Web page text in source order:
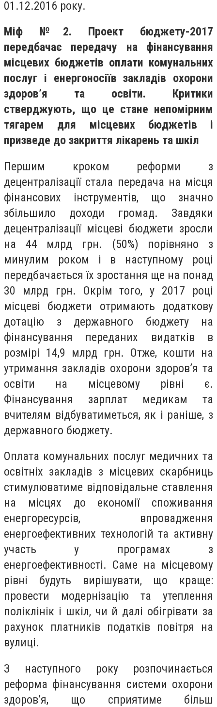
01.12.2016 року.
Міф №2. Проект бюджету-2017
передбачає передачу на фінансування
місцевих бюджетів оплати комунальних
послуг і енергоносіїв закладів охорони
здоров’я та освіти. Критики
стверджують, що це стане непомірним
тягарем для місцевих бюджетів і
призведе до закриття лікарень та шкіл
Першим кроком реформи з
децентралізації стала передача на місця
фінансових інструментів, що значно
збільшило доходи громад. Завдяки
децентралізації місцеві бюджети зросли
на 44 млрд грн. (50%) порівняно з
минулим роком і в наступному році
передбачається їх зростання ще на понад
30 млрд грн. Окрім того, у 2017 році
місцеві бюджети отримають додаткову
дотацію з державного бюджету на
фінансування переданих видатків в
розмірі 14,9 млрд грн. Отже, кошти на
утримання закладів охорони здоров’я та
освіти на місцевому рівні є.
Фінансування зарплат медикам та
вчителям відбуватиметься, як і раніше, з
державного бюджету.
Оплата комунальних послуг медичних та
освітніх закладів з місцевих скарбниць
стимулюватиме відповідальне ставлення
на місцях до економії споживання
енергоресурсів, впровадження
енергоефективних технологій та активну
участь у програмах з
енергоефективності. Саме на місцевому
рівні будуть вирішувати, що краще:
провести модернізацію та утеплення
поліклінік і шкіл, чи й далі обігрівати за
рахунок платників податків повітря на
вулиці.
З наступного року розпочинається
реформа фінансування системи охорони
здоров’я, що сприятиме більш